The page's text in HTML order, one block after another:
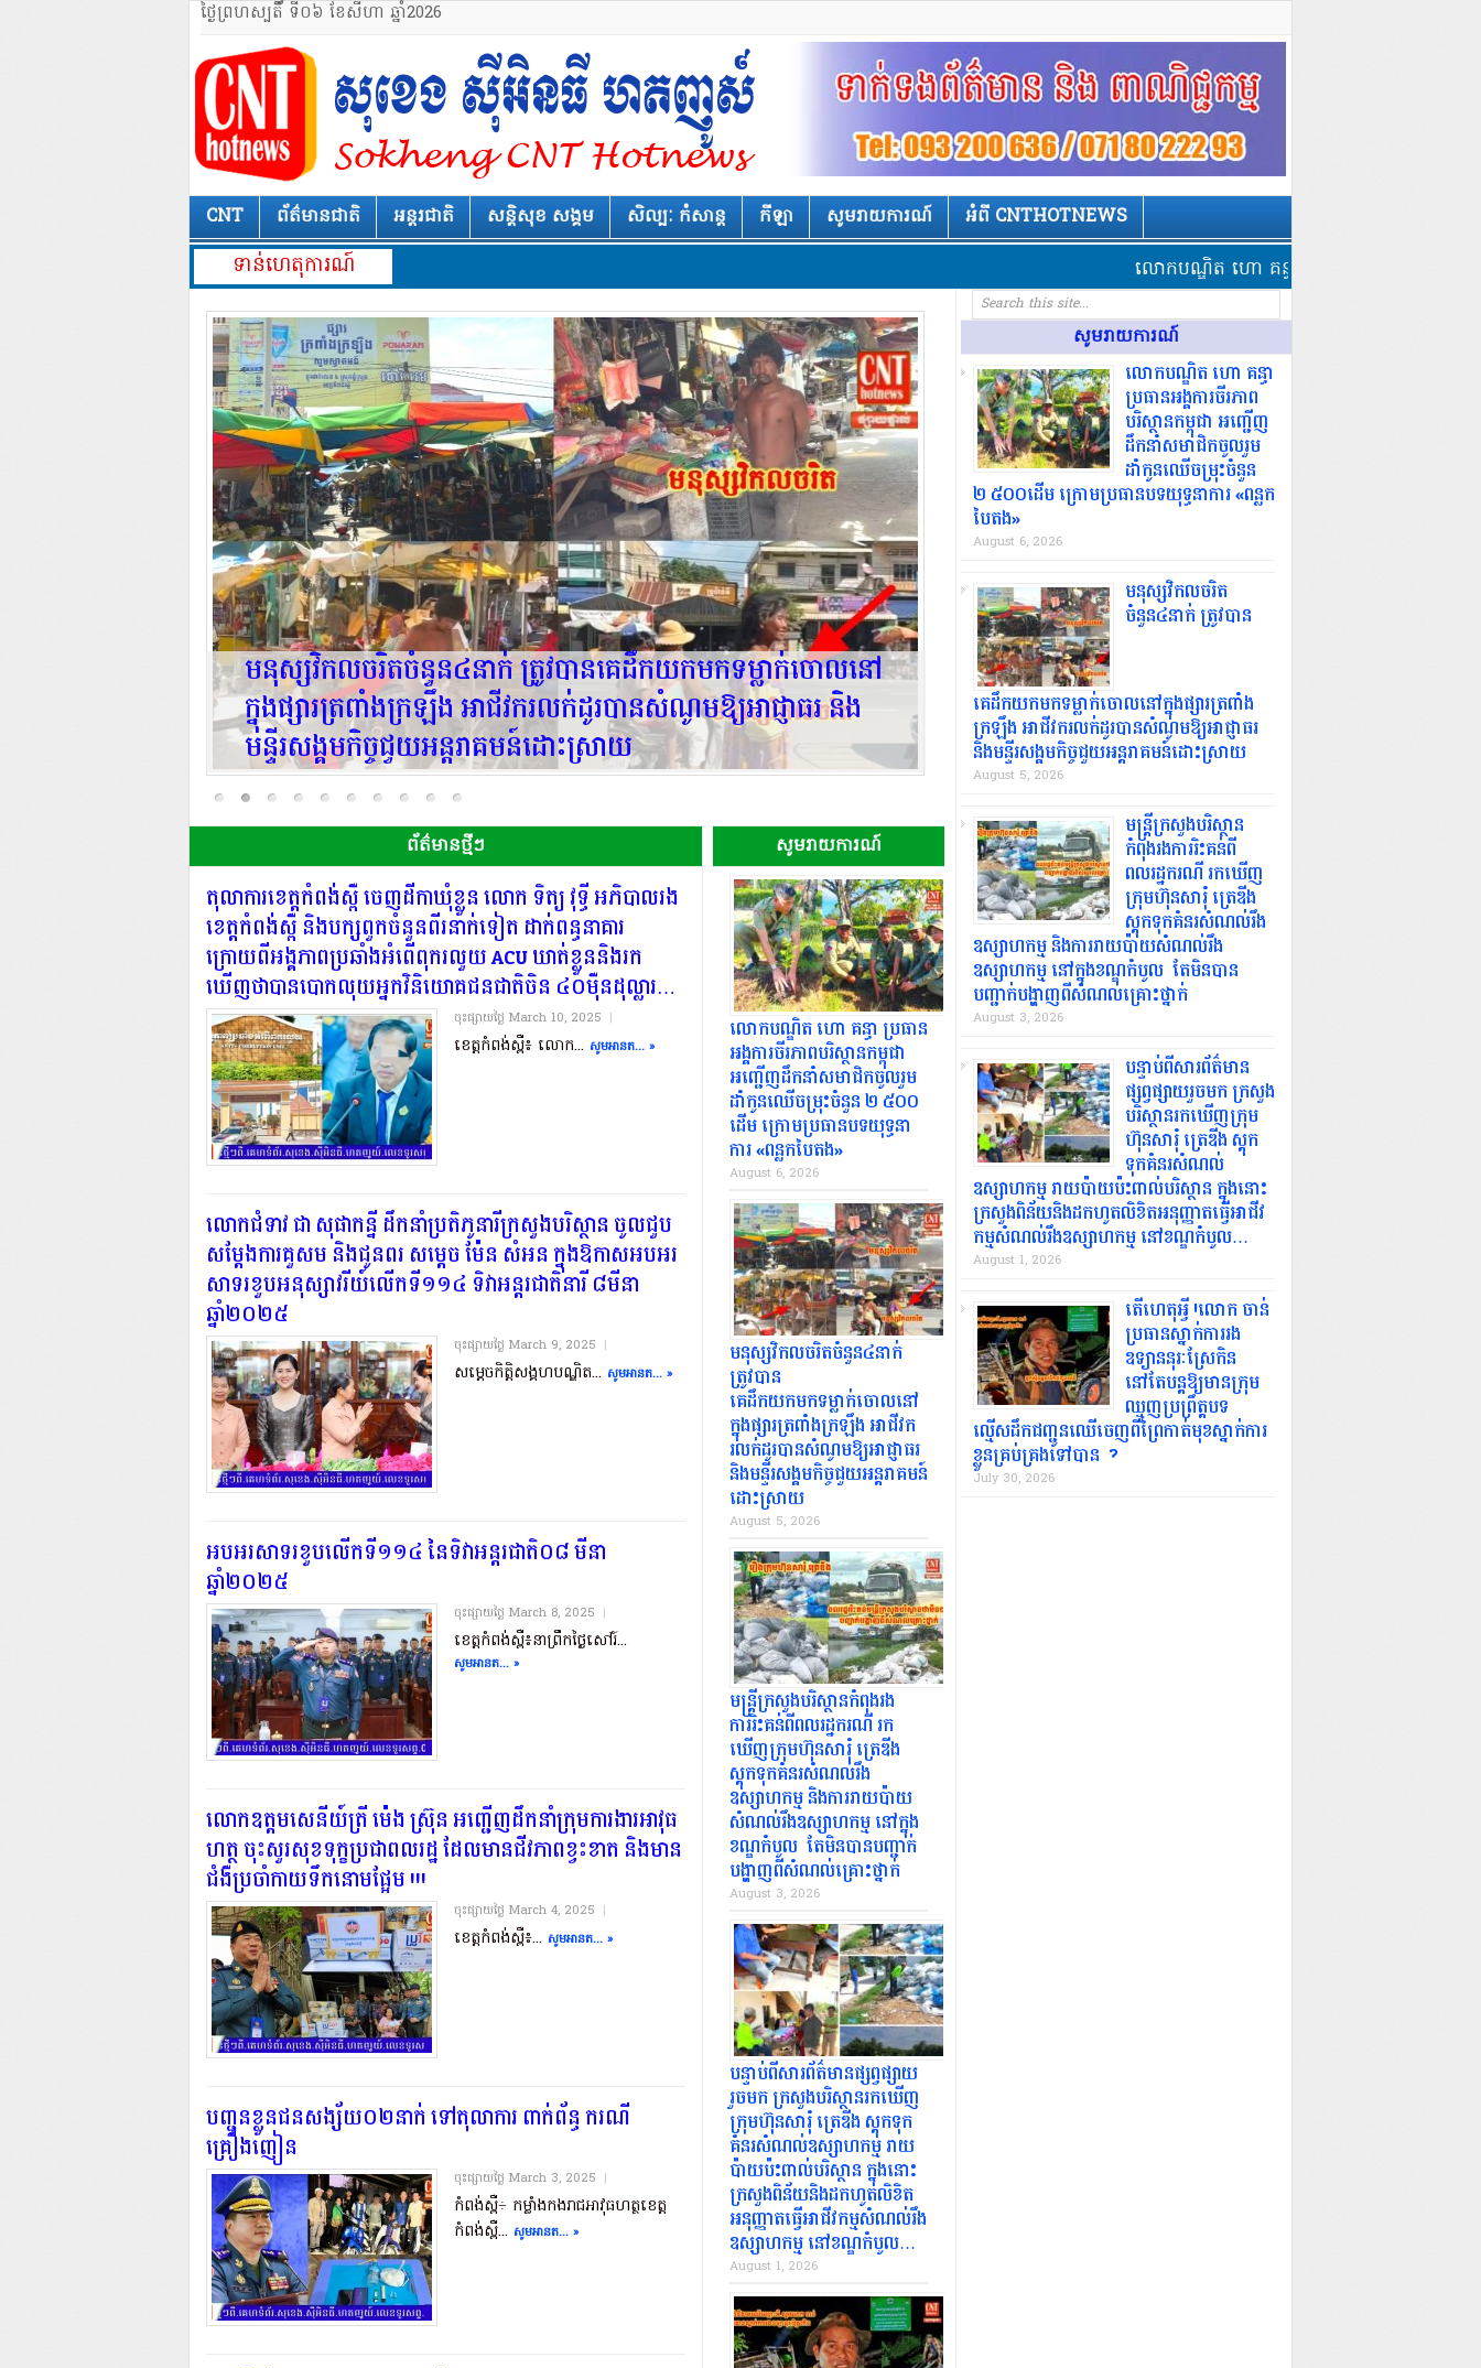
ថ្ងៃព្រហស្បតិ៍័ ទី០៦ ខែសីហា ឆ្នាំ2026
CNT ព័ត៌មានជាតិ អន្តរជាតិ សន្តិសុខ សង្គម សិល្បៈ កំសាន្ត កីឡា សូមរាយការណ៍ អំពី CNTHOTNEWS
ទាន់ហេតុការណ៍ លោកបណ្ឌិត ហោ គន្ធា ប្រធានអង្គការ​ចីរភាព​បរិស្ថ
សូមរាយការណ៍
លោកបណ្ឌិត ហោ គន្ធា
ប្រធានអង្គការ​ចីរភាព​
បរិស្ថាន​កម្ពុជា អញ្ជើញ
ដឹកនាំសមាជិកចូលរួម
ដាំកូន​ឈើ​ចម្រុះ​ចំនួន
២.៥០០​ដើម ក្រោម​ប្រធានបទ​យុទ្ធនាការ «​ពន្លក​
បៃតង​».
August 6, 2026
មនុស្សវិកលចរិត
ចំនួន៤នាក់ ត្រូវបាន
គេដឹកយកមកទម្លាក់ចោលនៅក្នុងផ្សារត្រពាំង
ក្រឡឹង អាជីវករលក់ដូរបានសំណូមឱ្យអាជ្ញាធរ
និងមន្ទីរសង្គមកិច្ចជួយអន្តរាគមន៍ដោះស្រាយ
August 5, 2026
មន្ត្រីក្រសួងបរិស្ថាន
កំពុងរងការរិះគន់ពី
ពលរដ្ឋករណី រកឃើញ
ក្រុមហ៊ុនសារុំ ត្រេឌីង
ស្តុកទុកគំនរសំណល់រឹង
ឧស្សាហកម្ម និងការរាយប៉ាយសំណល់រឹង
ឧស្សាហកម្ម នៅក្នុងខណ្ឌកំបូល តែមិនបាន
បញ្ជាក់បង្ហាញពីសំណល់គ្រោះថ្នាក់
August 3, 2026
បន្ទាប់ពីសារព័ត៌មាន
ផ្សព្វផ្សាយរួចមក ក្រសួង
បរិស្ថានរកឃើញក្រុម
ហ៊ុនសារុំ ត្រេឌីង ស្តុក
ទុកគំនរសំណល់
ឧស្សាហកម្ម រាយប៉ាយប៉ះពាល់បរិស្ថាន ក្នុងនោះ
ក្រសួងពិន័យនិងដកហូតលិខិតអនុញ្ញាតធ្វើអាជីវ
កម្មសំណល់រឹងឧស្សាហកម្ម.នៅខណ្ឌកំបូល…
August 1, 2026
តើហេតុអ្វី.!លោក ចាន់
ប្រធានស្នាក់ការរង
ឧទ្យាននុរៈស្រែកិន.
នៅតែបន្តឱ្យមានក្រុម
ឈ្មួញប្រព្រឹត្តបទ
ល្មើសដឹកជញ្ជូនឈើចេញពីព្រៃកាត់មុខស្នាក់ការ
ខ្លួនគ្រប់គ្រងទៅបាន..?
July 30, 2026
មនុស្សវិកលចរិតចំនួន៤នាក់ ត្រូវបានគេដឹកយកមកទម្លាក់ចោលនៅ
ក្នុងផ្សារត្រពាំងក្រឡឹង អាជីវករលក់ដូរបានសំណូមឱ្យអាជ្ញាធរ និង
មន្ទីរសង្គមកិច្ចជួយអន្តរាគមន៍ដោះស្រាយ
ផ្សារត្រពាំងក្រឡឹង អាជីវករលក់ដូរបានសំណូមឱ្យអាជ្ញាធរ និងមន្ទីរសង្គមកិច្ចជួយអន្តរាគមន៍ដោះស្រាយ
ខេត្តកំពង់ស្ពឺ៖ មនុស្សស្រីចំនួន២នាក់ និងមនុស្សប្រុសចំនួន២នាក់ ផ្សេងទៀតដែលគេស្គាល់ច្បាស់ថាមានសតិមិនប្រក្រតី(វិកល
ចរិត) ត្រូវបានគេប្រទះឃើញដើរពាសពេញផ្សារត្រពាំងក្រឡឹង...
មន្ត្រីក្រសួងបរិស្ថានកំពុងរងការរិះគន់ពីពលរដ្ឋករ
ហ៊ុនសារុំ ត្រេឌីង ស្តុកទុកគំនរសំណល់រឹងឧស្សាហកម្ម
ប៉ាយសំណល់រឹងឧស្សាហកម្ម នៅក្នុងខណ្ឌកំបូល តែ
បង្ហាញពីសំណល់គ្រោះថ្នាក់
Posted by ព័ត៌មានថ្មីៗ ចេញផ្សាយថ្ងៃទី August 3, 2026
ភ្នំពេញ៖ យោងតាមផេកហ្វេសប៊ុកផ្លូវការរបស់ក្រសួងបរិស្ថាន ក្រោយពីមន្រ្តីជំនាញនៃអគ្គនាយកដ្
ខែកក្កដា ឆ្នាំ២០២៦...សូមអានត... »
ព័ត៌មានថ្មីៗ
តុលាការខេត្តកំពង់ស្ពឺ ចេញដីកាឃុំខ្លួន លោក ទិត្យ វុទ្ធី អភិបាលរង
ខេត្តកំពង់ស្ពឺ និងបក្សពួកចំនួនពីរនាក់ទៀត ដាក់ពន្ធនាគារ
ក្រោយពីអង្គភាពប្រឆាំងអំពើពុករលួយ ACU ឃាត់ខ្លួននិងរក
ឃើញថាបានបោកលុយអ្នកវិនិយោគជនជាតិចិន ៤០ម៉ឺនដុល្លារ…
ចុះផ្សាយថ្ងៃ​ March 10, 2025 |
ខេត្តកំពង់ស្ពឺ៖ លោក... សូមអានត... »
លោកជំទាវ ជា សុផាកន្នី ដឹកនាំប្រតិភូនារីក្រសួងបរិស្ថាន ចូលជួប
សម្តែងការគួសម និងជូនពរ សម្តេច ម៉ែន សំអន ក្នុងឱកាសអបអរ
សាទរខួបអនុស្សាវរីយ៍លើកទី១១៤ ទិវាអន្តរជាតិនារី ៨មីនា
ឆ្នាំ២០២៥
ចុះផ្សាយថ្ងៃ​ March 9, 2025 |
សម្តេចកិត្តិសង្គហបណ្ឌិត... សូមអានត... »
អបអរសាទរខួបលើកទី១១៤ នៃទិវាអន្តរជាតិ០៨ មីនា
ឆ្នាំ២០២៥
ចុះផ្សាយថ្ងៃ​ March 8, 2025 |
ខេត្តកំពង់ស្ពឺ៖នាព្រឹកថ្ងៃសៅរ៍...
សូមអានត... »
លោកឧត្តមសេនីយ៍ត្រី ម៉េង ស្រ៊ុន អញ្ជើញដឹកនាំក្រុមការងារអាវុធ
ហត្ថ ចុះសួរសុខទុក្ខប្រជាពលរដ្ឋ ដែលមានជីវភាពខ្វះខាត និងមាន
ជំងឺប្រចាំកាយទឹកនោមផ្អែម !!!
ចុះផ្សាយថ្ងៃ​ March 4, 2025 |
ខេត្តកំពង់ស្ពឺ៖... សូមអានត... »
បញ្ជូនខ្លួនជនសង្ស័យ០២នាក់ ទៅតុលាការ ពាក់ព័ន្ធ ករណី
គ្រឿងញៀន..
ចុះផ្សាយថ្ងៃ​ March 3, 2025 |
កំពង់ស្ពឺ÷ កម្លាំងកងរាជអាវុធហត្ថខេត្ត
កំពង់ស្ពឺ... សូមអានត... »
សូមរាយការណ៍
លោកបណ្ឌិត ហោ គន្ធា ប្រធាន
អង្គការ​ចីរភាព​បរិស្ថាន​កម្ពុជា
អញ្ជើញដឹកនាំសមាជិកចូលរួម
ដាំកូន​ឈើ​ចម្រុះ​ចំនួន ២.៥០០​
ដើម ក្រោម​ប្រធានបទ​យុទ្ធនា
ការ «​ពន្លក​បៃតង​».
August 6, 2026
មនុស្សវិកលចរិតចំនួន៤នាក់
ត្រូវបាន
គេដឹកយកមកទម្លាក់ចោលនៅ
ក្នុងផ្សារត្រពាំងក្រឡឹង អាជីវក
រលក់ដូរបានសំណូមឱ្យអាជ្ញាធរ
និងមន្ទីរសង្គមកិច្ចជួយអន្តរាគមន៍
ដោះស្រាយ
August 5, 2026
មន្ត្រីក្រសួងបរិស្ថានកំពុងរង
ការរិះគន់ពីពលរដ្ឋករណី រក
ឃើញក្រុមហ៊ុនសារុំ ត្រេឌីង
ស្តុកទុកគំនរសំណល់រឹង
ឧស្សាហកម្ម និងការរាយប៉ាយ
សំណល់រឹងឧស្សាហកម្ម នៅក្នុង
ខណ្ឌកំបូល តែមិនបានបញ្ជាក់
បង្ហាញពីសំណល់គ្រោះថ្នាក់
August 3, 2026
បន្ទាប់ពីសារព័ត៌មានផ្សព្វផ្សាយ
រួចមក ក្រសួងបរិស្ថានរកឃើញ
ក្រុមហ៊ុនសារុំ ត្រេឌីង ស្តុកទុក
គំនរសំណល់ឧស្សាហកម្ម រាយ
ប៉ាយប៉ះពាល់បរិស្ថាន ក្នុងនោះ
ក្រសួងពិន័យនិងដកហូតលិខិត
អនុញ្ញាតធ្វើអាជីវកម្មសំណល់រឹង
ឧស្សាហកម្ម.នៅខណ្ឌកំបូល…
August 1, 2026